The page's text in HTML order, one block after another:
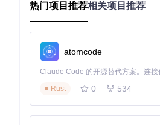
配置文件的优化直接影响抢票成
定义）和通知方式（支持微信、
cp
热门项目推荐相关项目推荐
atomcode
Rust
0 534